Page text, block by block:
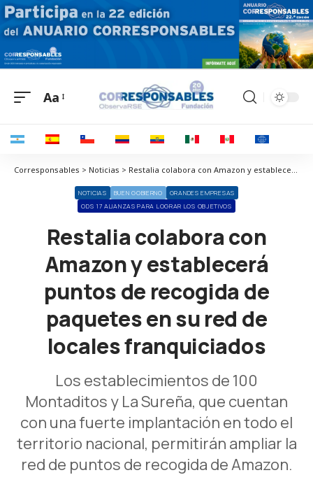
Aa
Corresponsables > Noticias > Restalia colabora con Amazon y establecerá puntos de recogida de paquetes en su red de locales franquiciados
NOTICIAS BUEN GOBIERNO
GRANDES EMPRESAS
ODS 17 ALIANZAS PARA LOGRAR LOS OBJETIVOS
Restalia colabora con
Amazon y establecerá
puntos de recogida de
paquetes en su red de
locales franquiciados
Los establecimientos de 100
Montaditos y La Sureña, que cuentan
con una fuerte implantación en todo el
territorio nacional, permitirán ampliar la
red de puntos de recogida de Amazon.